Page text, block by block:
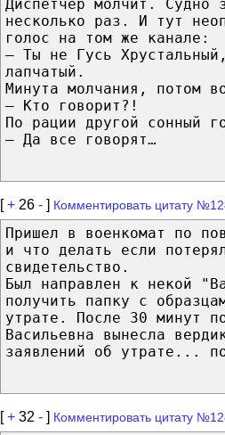
Диспетчер молчит. Судно
несколько раз. И тут
голос на том же канале:
— Ты не Гусь
лапчатый.
Минута молчания, потом
— Кто говорит?!
По рации другой сонный
— Да все говорят…
[+ 26 - ] Комментировать цитату
Пришел в военкомат по
и что делать если
свидетельство.
Был направлен к некой
получить папку с
утрате. После 30 минут
Васильевна вынесла
заявлений об утрате...
[+ 32 - ] Комментировать цитату